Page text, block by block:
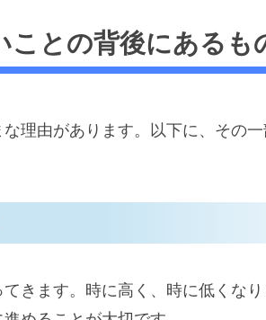
ことの背後にあるも
理由があります。以下に、その
きます。時に高く、時に低くな